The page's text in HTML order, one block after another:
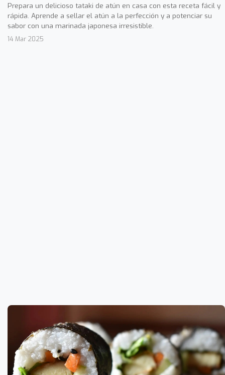
Prepara un delicioso tataki de atún en casa con esta receta fácil y
rápida. Aprende a sellar el atún a la perfección y a potenciar su
sabor con una marinada japonesa irresistible.
14 Mar 2025